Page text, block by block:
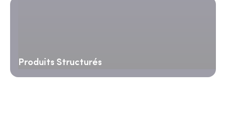
Produits Structurés